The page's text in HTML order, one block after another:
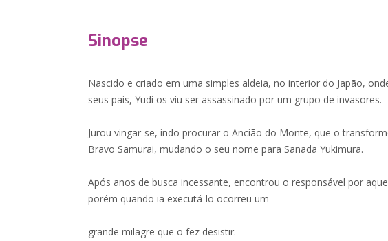
Sinopse
Nascido e criado em uma simples aldeia, no interior do Japão,
seus pais, Yudi os viu ser assassinado por um grupo de invasores.
Jurou vingar-se, indo procurar o Ancião do Monte, que o
Bravo Samurai, mudando o seu nome para Sanada Yukimura.
Após anos de busca incessante, encontrou o responsável por
porém quando ia executá-lo ocorreu um
grande milagre que o fez desistir.